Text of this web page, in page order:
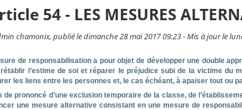
54 - LES MESURES
chamonix, publié le dimanche 28 mai 2017 09:23 - Mis à jour le
de responsabilisation a pour objet de développer une double
l’estime de soi et réparer le préjudice subi de la victime du
les liens entre les personnes et, le cas échéant, à apaiser tout ou
de prononcé d’une exclusion temporaire de la classe, de
une mesure alternative consistant en une mesure de